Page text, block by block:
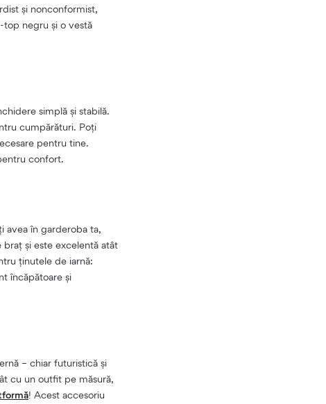
și nonconformist,
top negru și o vestă
simplă și stabilă.
cumpărături. Poți
pentru tine.
confort.
avea în garderoba ta,
și este excelentă atât
ținutele de iarnă:
încăpătoare și
– chiar futuristică și
cu un outfit pe măsură,
! Acest accesoriu